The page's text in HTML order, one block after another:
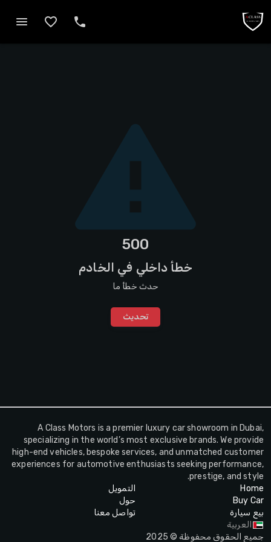
500
خطأ داخلي في الخادم
حدث خطأ ما
تحديث
A Class Motors is a premier luxury car showroom in Dubai,
specializing in the world’s most exclusive brands. We provide
high-end vehicles, bespoke services, and unmatched customer
experiences for automotive enthusiasts seeking performance,
prestige, and style.
Home
Buy Car
بيع سيارة
التمويل
حول
تواصل معنا
العربية
جميع الحقوق محفوظة © 2025